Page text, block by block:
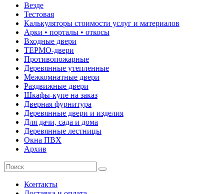
Везде
Тестовая
Калькуляторы стоимости услуг и материалов
Арки • порталы • откосы
Входные двери
ТЕРМО-двери
Противопожарные
Деревянные утепленные
Межкомнатные двери
Раздвижные двери
Шкафы-купе на заказ
Дверная фурнитура
Деревянные двери и изделия
Для дачи, сада и дома
Деревянные лестницы
Окна ПВХ
Архив
Контакты